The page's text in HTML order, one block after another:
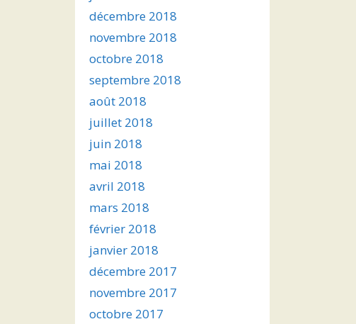
décembre 2018
novembre 2018
octobre 2018
septembre 2018
août 2018
juillet 2018
juin 2018
mai 2018
avril 2018
mars 2018
février 2018
janvier 2018
décembre 2017
novembre 2017
octobre 2017